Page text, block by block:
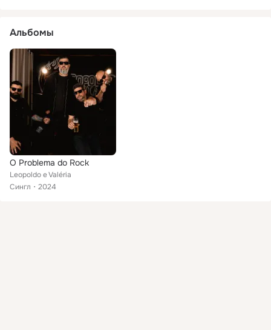
Альбомы
O Problema do Rock
Leopoldo e Valéria
Сингл
2024